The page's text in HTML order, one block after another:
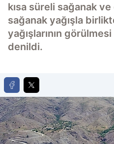
kısa süreli sağanak
sağanak yağışla
yağışlarının
denildi.